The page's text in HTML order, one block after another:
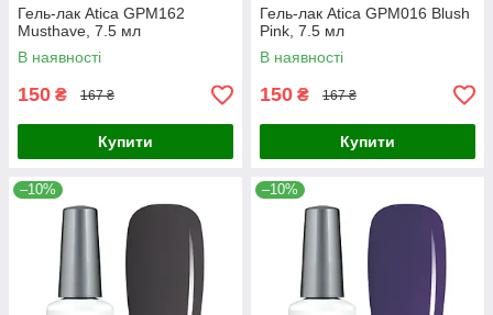
Гель-лак Atica GPM162
Musthave, 7.5 мл
В наявності
150 ₴ 167 ₴
Купити
Гель-лак Atica GPM016 Blush
Pink, 7.5 мл
В наявності
150 ₴ 167 ₴
Купити
–10% –10%